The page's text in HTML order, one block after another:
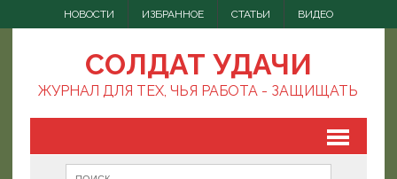
НОВОСТИ ИЗБРАННОЕ СТАТЬИ ВИДЕО
СОЛДАТ УДАЧИ
ЖУРНАЛ ДЛЯ ТЕХ, ЧЬЯ РАБОТА - ЗАЩИЩАТЬ